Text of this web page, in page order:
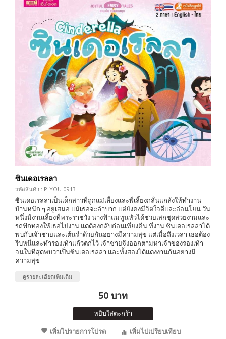
ซินเดอเรลลา
รหัสสินค้า : P-YOU-0913
ซินเดอเรลลาเป็นเด็กสาวที่ถูกแม่เลี้ยงและพี่เลี้ยงกลั่นแกล้งให้ทำงาน
บ้านหนัก ๆ อยู่เสมอ แม้เธอจะลำบาก แต่ยังคงมีจิตใจดีและอ่อนโยน วัน
หนึ่งมีงานเลี้ยงที่พระราชวัง นางฟ้าแม่ทูนหัวได้ช่วยเสกชุดสวยงามและ
รถฟักทองให้เธอไปงาน แต่ต้องกลับก่อนเที่ยงคืน ที่งาน ซินเดอเรลลาได้
พบกับเจ้าชายและเต้นรำด้วยกันอย่างมีความสุข แต่เมื่อถึงเวลา เธอต้อง
รีบหนีและทำรองเท้าแก้วตกไว้ เจ้าชายจึงออกตามหาเจ้าของรองเท้า
จนในที่สุดพบว่าเป็นซินเดอเรลลา และทั้งสองได้แต่งงานกันอย่างมี
ความสุข
ดูรายละเอียดเพิ่มเติม
50 บาท
หยิบใส่ตะกร้า
เพิ่มไปรายการโปรด
เพิ่มไปเปรียบเทียบ